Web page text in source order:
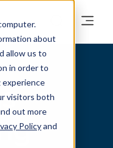
about
allow us to
in order to
experience
visitors both
out more
Policyand